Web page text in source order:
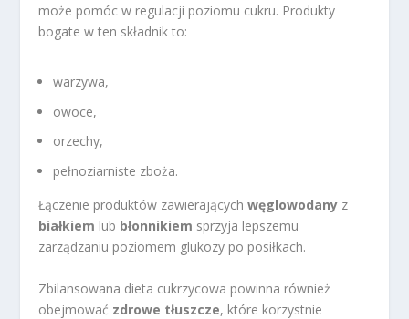
może pomóc w regulacji poziomu cukru. Produkty
bogate w ten składnik to:
warzywa,
owoce,
orzechy,
pełnoziarniste zboża.
Łączenie produktów zawierającychwęglowodany z
białkiem lub błonnikiem sprzyja lepszemu
zarządzaniu poziomem glukozy po posiłkach.
Zbilansowana dieta cukrzycowa powinna również
obejmować zdrowe tłuszcze, które korzystnie